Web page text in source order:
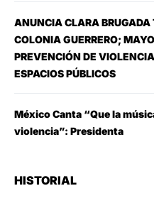
ANUNCIA CLARA BRUGADA
COLONIA GUERRERO;
PREVENCIÓN DE
ESPACIOS PÚBLICOS
México Canta “Que la
violencia”: Presidenta
HISTORIAL